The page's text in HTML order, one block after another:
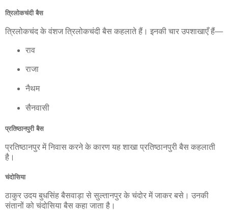
त्रिलोकचंदी बैस
त्रिलोकचंद के वंशज त्रिलोकचंदी बैस कहलाते हैं। इनकी चार उपशाखाएँ हैं—
राव
राजा
नैथम
सैनवासी
प्रतिष्ठानपुरी बैस
प्रतिष्ठानपुर में निवास करने के कारण यह शाखा प्रतिष्ठानपुरी बैस कहलाती
है।
चंदोसिया
ठाकुर उदय बुधसिंह बैसवाड़ा से सुल्तानपुर के चंदोर में जाकर बसे। उनकी
संतानों को चंदोसिया बैस कहा जाता है।